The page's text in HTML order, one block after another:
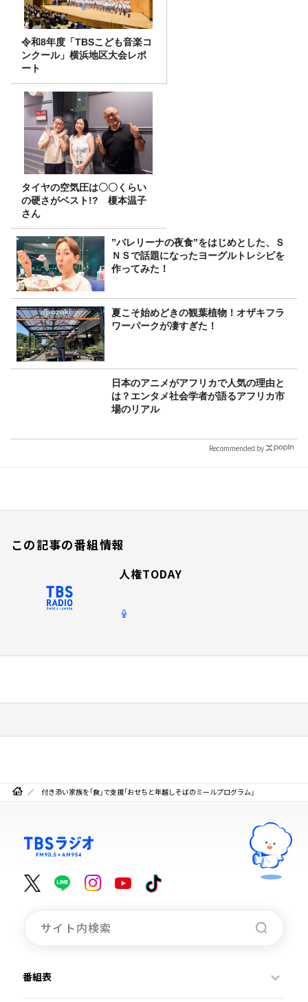
令和8年度「TBSこども音楽コ
ンクール」横浜地区大会レポ
ート
タイヤの空気圧は〇〇くらい
の硬さがベスト!? 榎本温子
さん
”バレリーナの夜食”をはじめとした、Ｓ
ＮＳで話題になったヨーグルトレシピを
作ってみた！
夏こそ始めどきの観葉植物！オザキフラ
ワーパークが凄すぎた！
日本のアニメがアフリカで人気の理由と
は？エンタメ社会学者が語るアフリカ市
場のリアル
Recommended by
この記事の番組情報
人権TODAY
付き添い家族を「食」で支援「おせちと年越しそばのミールプログラム」
番組表